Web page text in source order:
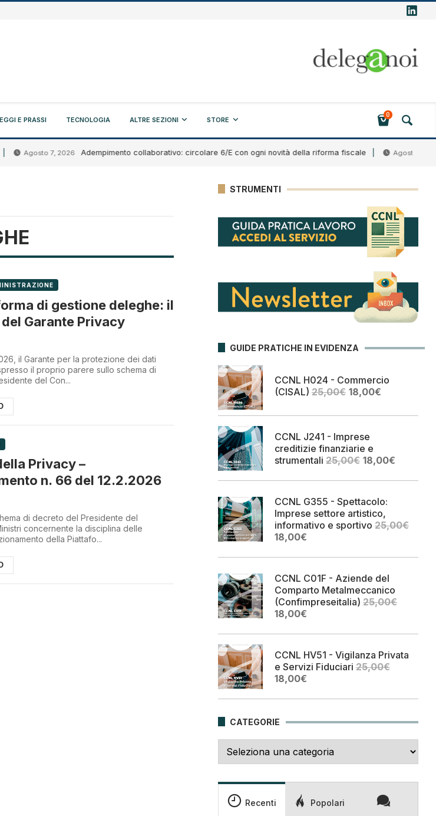
E PRASSI TECNOLOGIA ALTRE SEZIONI STORE
0
Agosto 7, 2026 Adempimento collaborativo: circolare 6/E con ogni novità della riforma fiscale Agosto 7, 2026
di gestione deleghe: il
Garante Privacy
il Garante per la protezione dei dati
il proprio parere sullo schema di
del Con...
Privacy –
n. 66 del 12.2.2026
di decreto del Presidente del
concernente la disciplina delle
della Piattafo...
STRUMENTI
GUIDE PRATICHE IN EVIDENZA
CCNL H024 - Commercio
(CISAL) 25,00€ Il
originale
25,00€.
18,00€Il
attuale
CCNL J241 - Imprese
creditizie finanziarie e
strumentali 25,00€ Il
originale
25,00€.
18,00€Il
attuale
CCNL G355 - Spettacolo:
Imprese settore artistico,
informativo e sportivo 25,00€
Il
originale
25,00€.
18,00€Il
attuale
18,00€.
CCNL C01F - Aziende del
Comparto Metalmeccanico
(Confimpreseitalia) 25,00€
Il
originale
25,00€.
18,00€Il
attuale
18,00€.
CCNL HV51 - Vigilanza Privata
e Servizi Fiduciari 25,00€
Il
originale
25,00€.
18,00€Il
attuale
18,00€.
CATEGORIE
Recenti Popolari